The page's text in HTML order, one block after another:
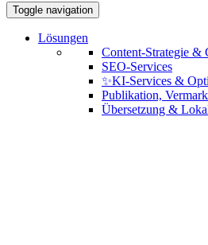
Toggle navigation
Lösungen
Content-Strategie &
SEO-Services
✨KI-Services &
Publikation,
Übersetzung &